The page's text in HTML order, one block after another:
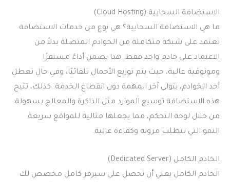
الاستضافة السحابية (Cloud Hosting)
ما هي الاستضافة السحابية؟ هي نوع من خدمات الاستضافة
تعتمد على شبكة متكاملة من الخوادم المتصلة بدلاً من
الاعتماد على خادم واحد فقط. هذا يضمن أداءً مستقرًا
وموثوقية عالية، حيث يتم توزيع الأحمال تلقائيًا، وفي حال تعطل
أحد الخوادم، يتولى آخر المهمة دون انقطاع الخدمة. كذلك، تتيح
هذه الاستضافة توسيع الموارد مثل الذاكرة والمعالج بسهولة
من خلال لوحة التحكم، مما يجعلها مثالية للمواقع سريعة
النمو التي تتطلب مرونة وكفاءة عالية.
الخادم الكامل (Dedicated Server)
الخادم الكامل يعني أن تحصل على سيرفر كامل مخصص لك